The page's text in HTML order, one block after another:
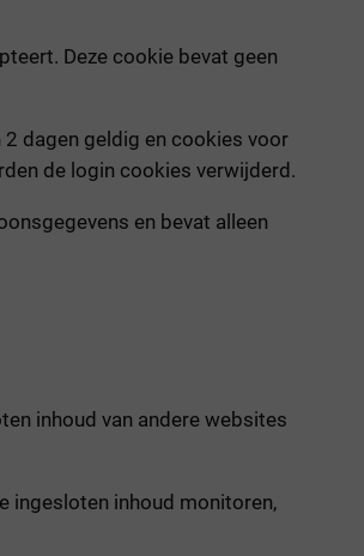
Deze cookie bevat geen
dagen geldig en cookies voor
de login cookies verwijderd.
en bevat alleen
inhoud van andere websites
ingesloten inhoud monitoren,